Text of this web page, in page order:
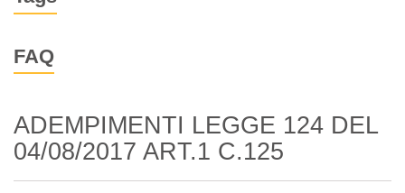
FAQ
ADEMPIMENTI LEGGE 124 DEL
04/08/2017 ART.1 C.125